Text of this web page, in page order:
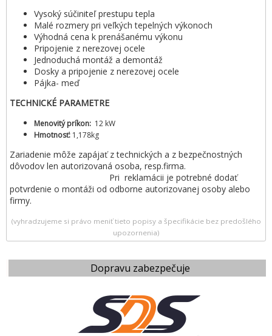
Dopravu zabezpečuje
Vysoký súčiniteľ prestupu tepla
Malé rozmery pri veľkých tepelných výkonoch
Výhodná cena k prenášanému výkonu
Pripojenie z nerezovej ocele
Jednoduchá montáž a demontáž
Dosky a pripojenie z nerezovej ocele
Pájka- meď
TECHNICKÉ PARAMETRE
Menovitý príkon: ​ 12 kW
Hmotnosť: 1,178kg
Zariadenie môže zapájať z technických a z bezpečnostných
dôvodov len autorizovaná osoba, resp.firma.
Pri reklamácii je potrebné dodať
potvrdenie o montáži od odborne autorizovanej osoby alebo
firmy.
(vyhradzujeme si právo meniť tieto popisy a špecifikácie bez predošlého
upozornenia)